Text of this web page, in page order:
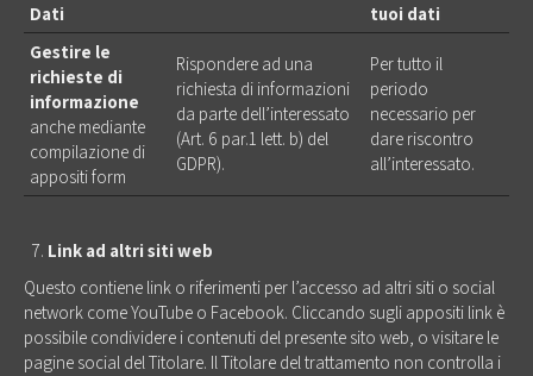
Dati
tuoi dati
Gestire le
richieste di
informazione
anche mediante
compilazione di
appositi form
Rispondere ad una
richiesta di informazioni
da parte dell’interessato
(Art. 6 par.1 lett. b) del
GDPR).
Per tutto il
periodo
necessario per
dare riscontro
all’interessato.
Link ad altri siti web
Questo contiene link o riferimenti per l’accesso ad altri siti o social
network come YouTube o Facebook. Cliccando sugli appositi link è
possibile condividere i contenuti del presente sito web, o visitare le
pagine social del Titolare. Il Titolare del trattamento non controlla i